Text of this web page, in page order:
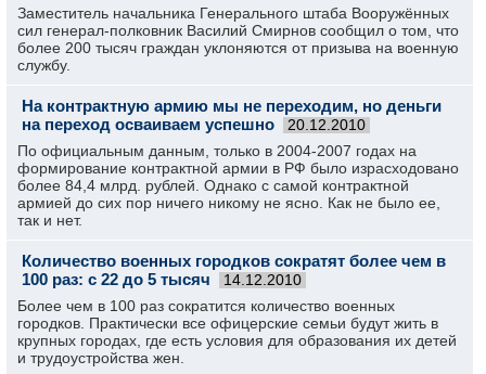
Заместитель начальника Генерального штаба Вооружённых
сил генерал-полковник Василий Смирнов сообщил о том, что
более 200 тысяч граждан уклоняются от призыва на военную
службу.
На контрактную армию мы не переходим, но деньги
на переход осваиваем успешно
20.12.2010
По официальным данным, только в 2004-2007 годах на
формирование контрактной армии в РФ было израсходовано
более 84,4 млрд. рублей. Однако с самой контрактной
армией до сих пор ничего никому не ясно. Как не было ее,
так и нет.
Количество военных городков сократят более чем в
100 раз: с 22 до 5 тысяч
14.12.2010
Более чем в 100 раз сократится количество военных
городков. Практически все офицерские семьи будут жить в
крупных городах, где есть условия для образования их детей
и трудоустройства жен.